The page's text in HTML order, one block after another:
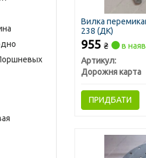
Вилка
238 (ДК)
955 ₴
в
Артикул:
Дорожня карта
ПРИДБАТИ